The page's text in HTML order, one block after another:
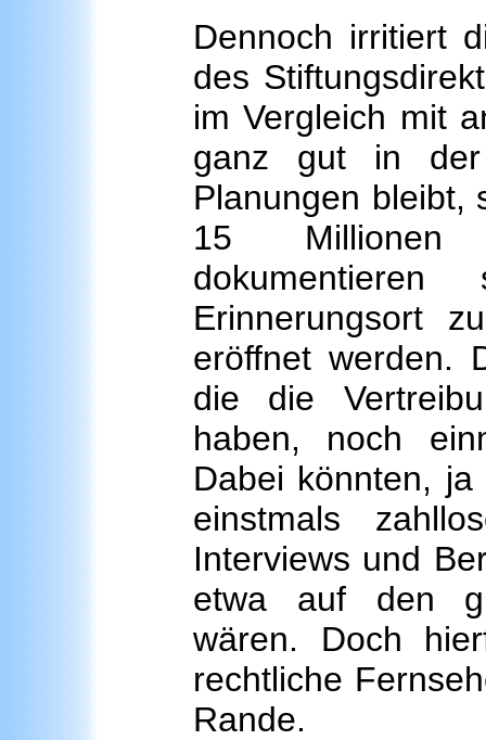
Dennoch irritiert
des
im Vergleich mit
ganz gut in
Planungen bleibt,
15 Millionen
Erinnerungsort
eröffnet werden.
die die
haben, noch
Dabei könnten,
einstmals
Interviews und
etwa auf den
wären. Doch
rechtliche
Rande.